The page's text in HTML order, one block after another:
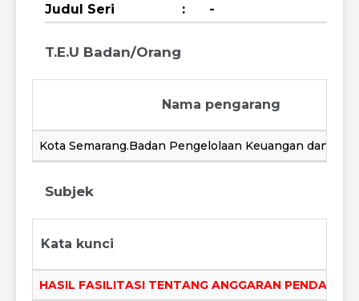
Judul Seri
: -
T.E.U Badan/Orang
Nama pengarang
Kota Semarang.Badan Pengelolaan Keuangan dan
Subjek
Kata kunci
HASIL FASILITASI TENTANG ANGGARAN